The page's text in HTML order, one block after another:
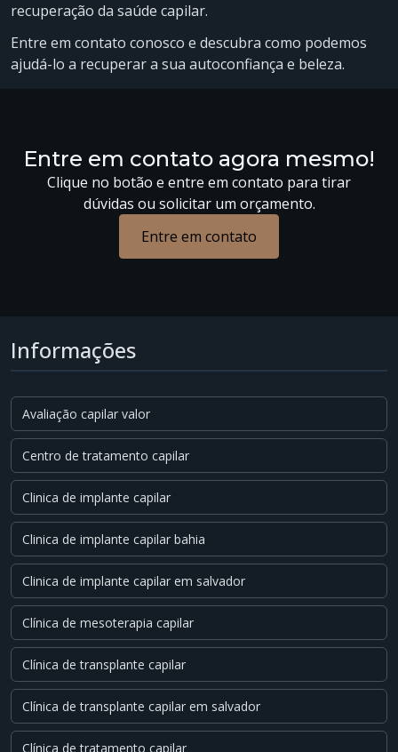
recuperação da saúde capilar.
Entre em contato conosco e descubra como podemos
ajudá-lo a recuperar a sua autoconfiança e beleza.
Entre em contato agora mesmo!
Clique no botão e entre em contato para tirar
dúvidas ou solicitar um orçamento.
Entre em contato
Informações
Avaliação capilar valor
Centro de tratamento capilar
Clinica de implante capilar
Clinica de implante capilar bahia
Clinica de implante capilar em salvador
Clínica de mesoterapia capilar
Clínica de transplante capilar
Clínica de transplante capilar em salvador
Clínica de tratamento capilar